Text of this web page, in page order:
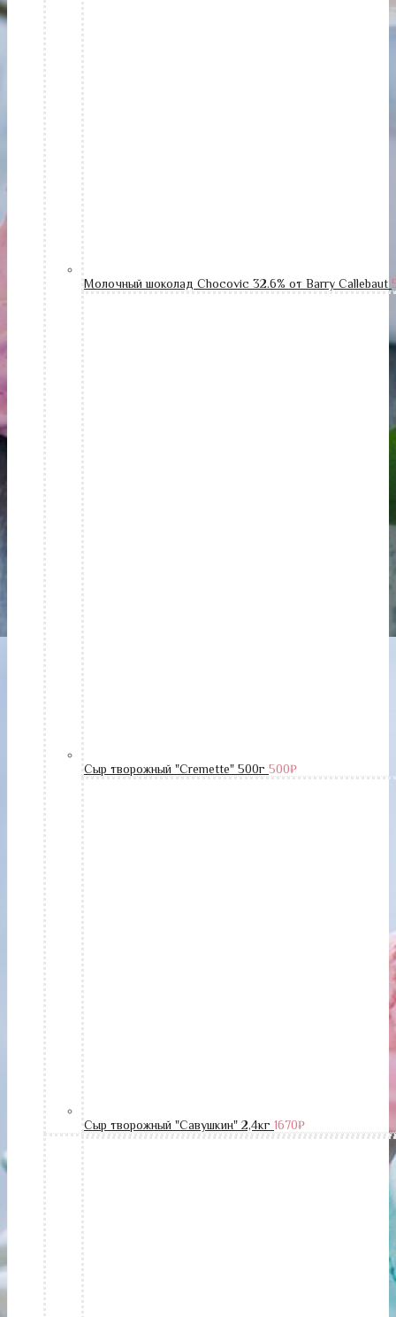
Молочный шоколад Chocovic 32.6% от Barry Callebaut
Сыр творожный "Cremette" 500г 500₽
Сыр творожный "Савушкин" 2,4кг 1670₽